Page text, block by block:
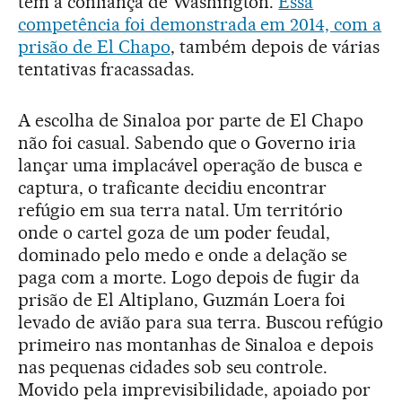
competência foi demonstrada em 2014, com a
prisão de El Chapo, também depois de várias
tentativas fracassadas.
A escolha de Sinaloa por parte de El Chapo
não foi casual. Sabendo que o Governo iria
lançar uma implacável operação de busca e
captura, o traficante decidiu encontrar
refúgio em sua terra natal. Um território
onde o cartel goza de um poder feudal,
dominado pelo medo e onde a delação se
paga com a morte. Logo depois de fugir da
prisão de El Altiplano, Guzmán Loera foi
levado de avião para sua terra. Buscou refúgio
primeiro nas montanhas de Sinaloa e depois
nas pequenas cidades sob seu controle.
Movido pela imprevisibilidade, apoiado por